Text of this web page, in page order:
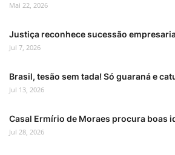
Mai 22, 2026
Justiça reconhece sucessão
Jul 7, 2026
Brasil, tesão sem tada! Só guaraná e
Jul 13, 2026
Casal Ermírio de Moraes procura boas
Jul 28, 2026